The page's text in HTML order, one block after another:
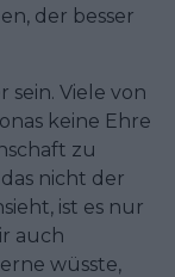
der besser
sein. Viele von
keine Ehre
zu
nicht der
ist es nur
auch
wüsste,